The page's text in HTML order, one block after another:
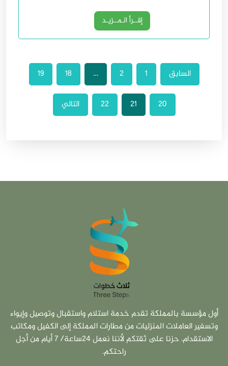
إقــرأ الـمــزيـد
السابق 1
2
…
18
19
20
21
22 التالي
أول مؤسسة بالمملكة تقدم خدمة استلام واستقبال وتوصيل وإيواء
وتسفير العاملات المنزليات من مطارات المملكة إلى الكفيل ومكاتب
الاستقدام. حزنا على ثقتكم لأننا نعمل 24ساعة/ 7 أيام من أجل
راحتكم.